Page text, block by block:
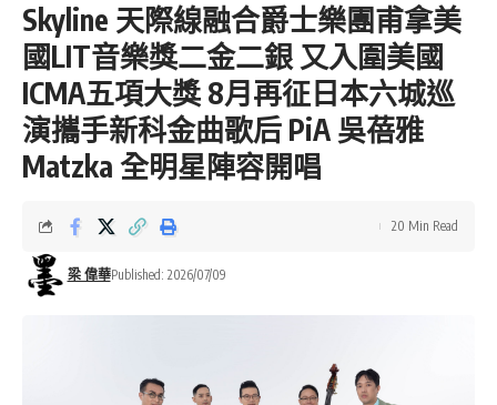
Skyline 天際線融合爵士樂團甫拿美
國LIT音樂獎二金二銀 又入圍美國
ICMA五項大獎 8月再征日本六城巡
演攜手新科金曲歌后 PiA 吳蓓雅
Matzka 全明星陣容開唱
梁 偉華Published: 2026/07/09
20 Min Read